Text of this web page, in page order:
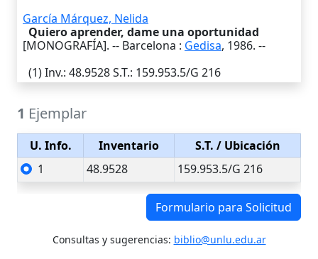
García Márquez, Nelida
Quiero aprender, dame una oportunidad
[MONOGRAFÍA]. -- Barcelona : Gedisa, 1986. --
(1)Inv.: 48.9528S.T.: 159.953.5/G 216
1 Ejemplar
U. Info. Inventario S.T. / Ubicación
1
48.9528 159.953.5/G 216
Formulario para Solicitud
Consultas y sugerencias: biblio@unlu.edu.ar